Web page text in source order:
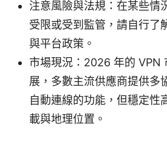
注意風險與法規：在某些情
受限或受到監管，請自行了
與平台政策。
市場現況：2026 年的 VPN
展，多數主流供應商提供多
自動連線的功能，但穩定性
載與地理位置。